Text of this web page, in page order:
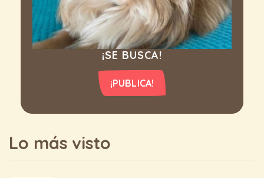
¡SE BUSCA!
¡PUBLICA!
Lo más visto